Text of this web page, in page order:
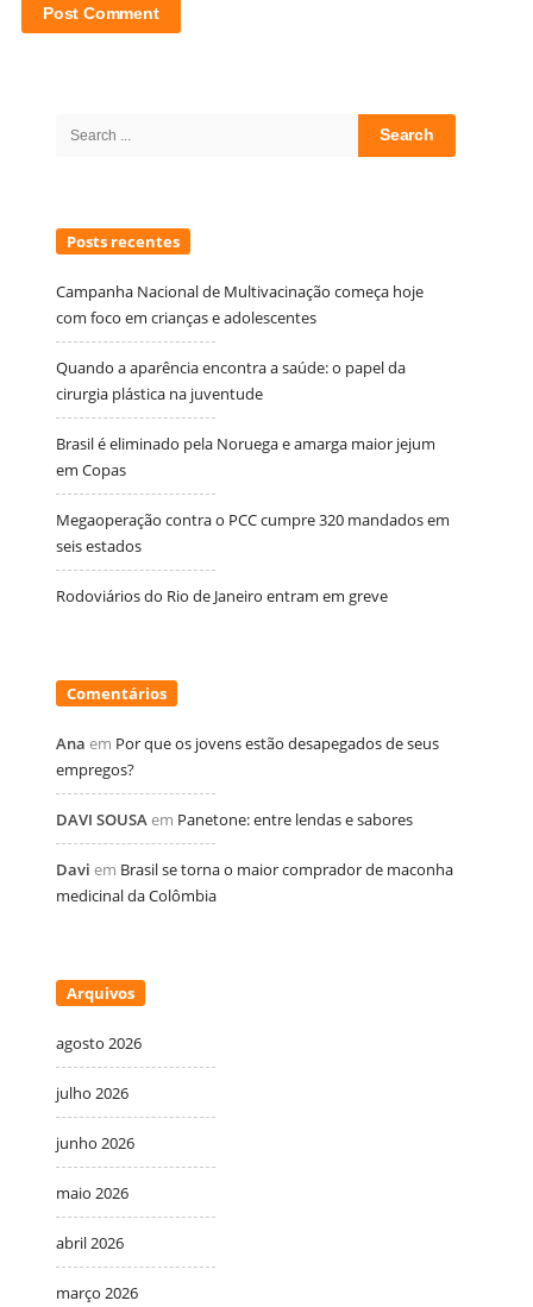
Search
Posts recentes
Campanha Nacional de Multivacinação começa hoje
com foco em crianças e adolescentes
Quando a aparência encontra a saúde: o papel da
cirurgia plástica na juventude
Brasil é eliminado pela Noruega e amarga maior jejum
em Copas
Megaoperação contra o PCC cumpre 320 mandados em
seis estados
Rodoviários do Rio de Janeiro entram em greve
Comentários
Ana em Por que os jovens estão desapegados de seus
empregos?
DAVI SOUSAem Panetone: entre lendas e sabores
Davi em Brasil se torna o maior comprador de maconha
medicinal da Colômbia
Arquivos
agosto 2026
julho 2026
junho 2026
maio 2026
abril 2026
março 2026